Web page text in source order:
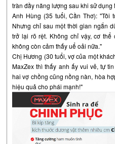
tràn đầy năng lượng sau khi sử dụng
Anh Hùng (35 tuổi, Cần Thơ): "Tôi
Nhưng chỉ sau một thời gian ngắn
trở lại rõ rệt. Không chỉ vậy, cơ
không còn cảm thấy uể oải nữa."
Chị Hương (30 tuổi, vợ của một
MaxZex thì thấy anh ấy vui vẻ, tự
hai vợ chồng cũng nồng nàn, hòa
hiệu quả cho phái mạnh!"